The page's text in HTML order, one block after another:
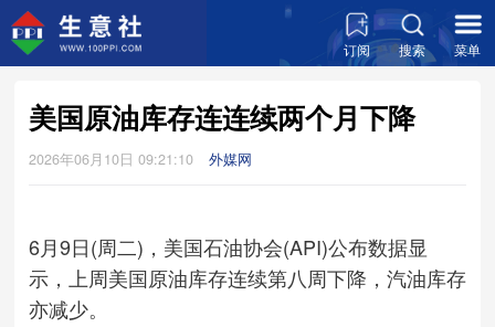
订阅 搜索 菜单
美国原油库存连连续两个月下降
2026年06月10日 09:21:10 外媒网
6月9日(周二)，美国石油协会(API)公布数据显
示，上周美国原油库存连续第八周下降，汽油库存
亦减少。